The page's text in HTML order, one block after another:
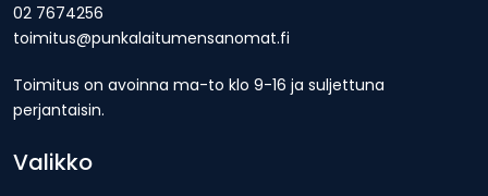
02 7674256
toimitus@punkalaitumensanomat.fi
Toimitus on avoinna ma-to klo 9-16 ja suljettuna
perjantaisin.
Valikko